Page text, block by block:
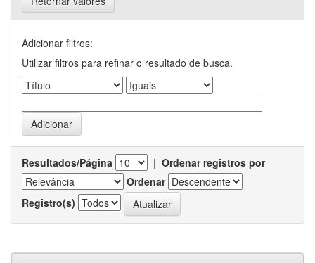
Adicionar filtros:
Utilizar filtros para refinar o resultado de busca.
Resultados/Página | Ordenar registros por
Ordenar
Registro(s)